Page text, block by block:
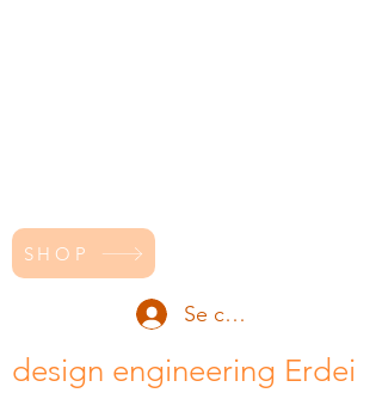
SHOP
Se connecter
design engineering Erdei